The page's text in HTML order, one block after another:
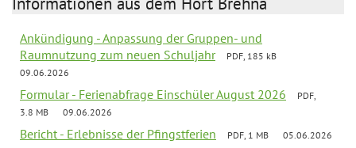
Ankündigung - Anpassung der Gruppen- und
Raumnutzung zum neuen Schuljahr
PDF, 185 kB
09.06.2026
Formular - Ferienabfrage Einschüler August 2026
PDF,
3.8 MB
09.06.2026
Bericht - Erlebnisse der Pfingstferien PDF, 1 MB 05.06.2026